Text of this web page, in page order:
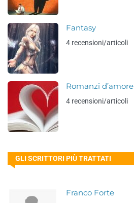
Fantasy
4 recensioni/articoli
Romanzi d’amore
4 recensioni/articoli
GLI SCRITTORI PIÙ TRATTATI
Franco Forte